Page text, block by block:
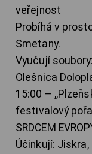
veřejnost
Probíhá v
Smetany.
Vyučují
Olešnica
15:00 –
festivalový
SRDCEM
Účinkují: